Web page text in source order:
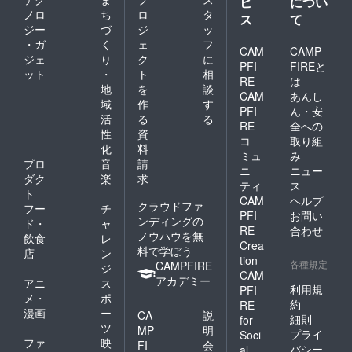
酌用と
して開
た商
品。
すっき
りとし
た中に
もしっ
かりと
した腰
り、冷
でも燗
でも幅
広くお
楽しみ
頂けま
常盤園
わえ
ん）
ティー
バッグ
煎茶
ノロ
ジー
・ガ
ジェ
ット
ち
づ
く
り
・
地
域
活
性
化
プロ
ダク
ト
音
楽
フー
ド・
飲食
店
チ
ャ
レ
ン
ジ
アニ
メ・
漫画
ス
ポ
ー
ツ
ファ
映
ロ
ジ
ェ
ク
ト
を
作
る
タ
ッ
フ
に
相
談
す
る
資
料
請
求
クラウドファ
ンディングの
ノウハウを無
料で学ぼう
CAMPFIRE
アカデミー
CA
MP
FI
説
明
会
ス
CAM
PFI
RE
CAM
PFI
RE
コ
ミュ
ニ
ティ
CAM
PFI
RE
Crea
tion
CAM
PFI
RE
for
Soci
て
CAMP
FIREと
は
あんし
ん・安
全への
取り組
み
ニュー
ス
ヘルプ
お問い
合わせ
各種規定
利用規
約
細則
プライ
バシー